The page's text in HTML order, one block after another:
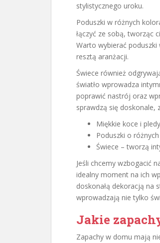
stylistycznego uroku.
Poduszki w różnych
łączyć ze sobą, tworząc
Warto wybierać poduszki
resztą aranżacji.
Świece również
światło wprowadza
poprawić nastrój oraz
sprawdzą się doskonale,
Miękkie koce i
Poduszki o
Świece – tworzą
Jeśli chcemy wzbogacić
idealny moment na ich
doskonałą dekoracją na
wprowadzają nie tylko
Jakie
Zapachy w domu mają